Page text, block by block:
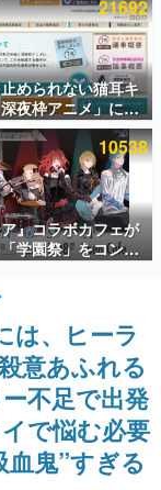
ー数万以上！ などな
渾身の“殿堂入り”記
時のエピソードをお
は何か？を探ってい
』は、〈試験問題〉
21692
められない猫耳キ
夜枠アニメ」に視
ら批判意見。違法
思しき描写も含め
論を交わす
10538
ア』コラボカフェが
学園祭」をコンセ
店やセツやSQ、ラ
った新グッズが展
は、ヒーラ
意あふれる
不足で出発
で悩む必要
鬼”すぎる